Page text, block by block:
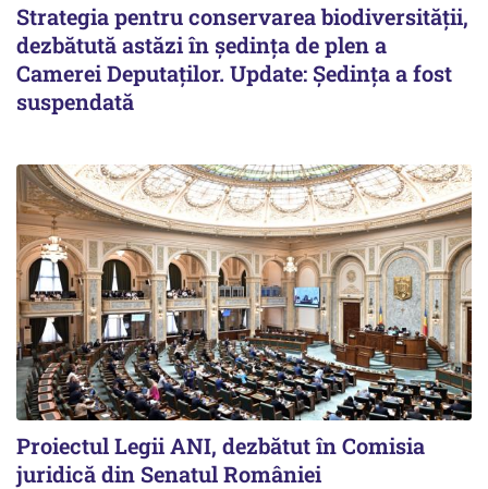
Strategia pentru conservarea biodiversității,
dezbătută astăzi în ședința de plen a
Camerei Deputaților. Update: Ședința a fost
suspendată
Proiectul Legii ANI, dezbătut în Comisia
juridică din Senatul României